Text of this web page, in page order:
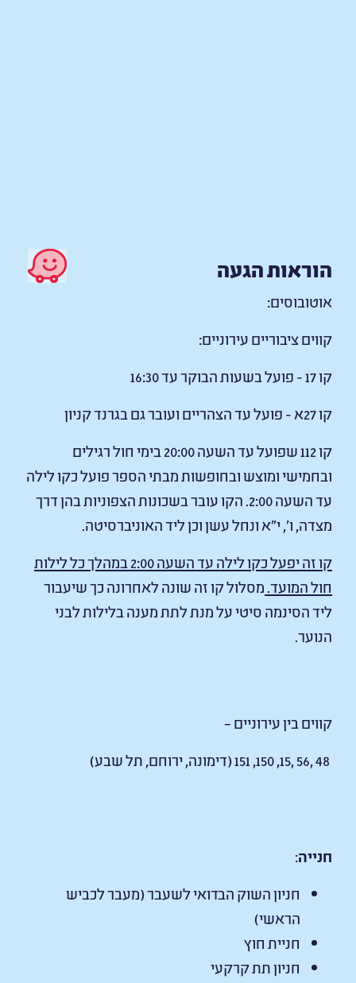
הוראות הגעה
אוטובוסים:
קווים ציבוריים עירוניים:
קו 17 - פועל בשעות הבוקר עד 16:30
קו 27א - פועל עד הצהריים ועובר גם בגרנד קניון
קו 112 שפועל עד השעה 20:00 בימי חול רגילים
ובחמישי ומוצש ובחופשות מבתי הספר פועל כקו לילה
עד השעה 2:00. הקו עובר בשכונות הצפוניות בהן דרך
מצדה, ו', י"א ונחל עשן וכן ליד האוניברסיטה.
קו זה יפעל כקו לילה עד השעה 2:00 במהלך כל לילות
חול המועד. מסלול קו זה שונה לאחרונה כך שיעבור
ליד הסינמה סיטי על מנת לתת מענה בלילות לבני
הנוער.
קווים בין עירוניים –
חנייה:
חניון השוק הבדואי לשעבר (מעבר לכביש
הראשי)
חניית חוץ
חניון תת קרקעי